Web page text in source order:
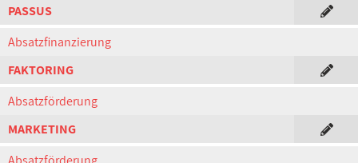
PASSUS
Absatzfinanzierung
FAKTORING
Absatzförderung
MARKETING